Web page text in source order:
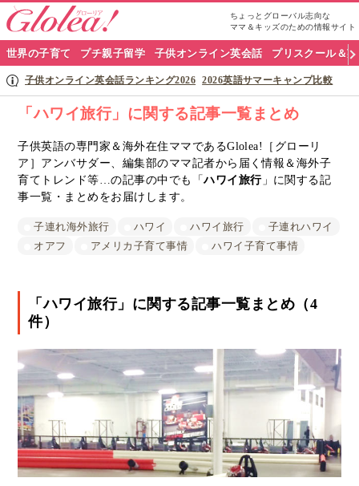
ちょっとグローバル志向な
ママ＆キッズのための情報サイト
グ
ロ
リ
ア
ナ
世界の子育て プチ親子留学 子供オンライン英会話 プリスクール＆
子供オンライン英会話ランキング2026 2026英語サマーキャンプ比較
「ハワイ旅行」に関する記事一覧まとめ
子供英語の専門家＆海外在住ママであるGlolea!［グローリ
ア］アンバサダー、編集部のママ記者から届く情報＆海外子
育てトレンド等…の記事の中でも「ハワイ旅行」に関する記
事一覧・まとめをお届けします。
子連れ海外旅行 ハワイ ハワイ旅行
子連れハワイ
オアフ
アメリカ子育て事情 ハワイ子育て事情
「ハワイ旅行」に関する記事一覧まとめ（4
件）